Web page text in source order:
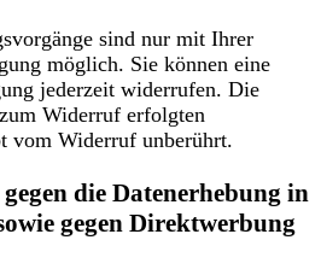
sind nur mit Ihrer
möglich. Sie können eine
jederzeit widerrufen. Die
Widerruf erfolgten
vom Widerruf unberührt.
die Datenerhebung in
gegen Direktwerbung